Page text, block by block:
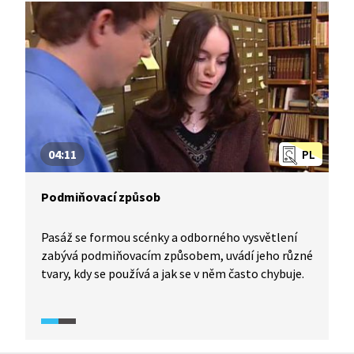
PL
04:11
Podmiňovací způsob
Pasáž se formou scénky a odborného vysvětlení
zabývá podmiňovacím způsobem, uvádí jeho různé
tvary, kdy se používá a jak se v něm často chybuje.